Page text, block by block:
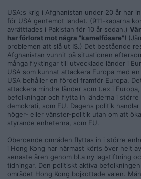
USA:s krig i Afghanistan under 20 år har
för USA gentemot landet. (911-kaparna
avrätttades i Pakistan för 10 år sedan.)
har förlorat mot några "kamelfösare"!
problemen att slå ut IS.) Det bestående
Afghanistan vunnit på situationen
många flyktingar till utvecklade länder i
USA som kunnat attackera Europa med
USA behåller en fördel framför Europa.
attackera mindre länder som t.ex i
befolkningar och flytta in länderna i större
demokrati, som EU. Dagens politik
höger- eller vänster-politik utan om att
styrande enheterna, som EU.
Oberoende områden flyttas in i större
i Hong Kong har närmast körts över helt
senaste åren genom bl.a ny lagstiftning
tidningar. Den politiskt aktiva
området Hong Kong bojkottade valen.